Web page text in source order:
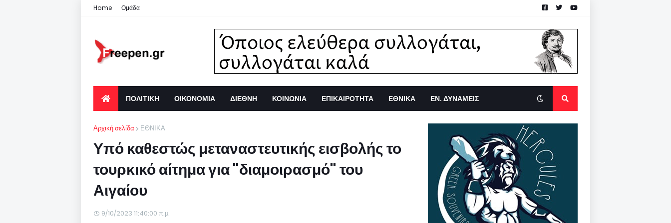
Home Ομάδα
ΠΟΛΙΤΙΚΗ ΟΙΚΟΝΟΜΙΑ ΔΙΕΘΝΗ ΚΟΙΝΩΝΙΑ ΕΠΙΚΑΙΡΟΤΗΤΑ ΕΘΝΙΚΑ ΕΝ. ΔΥΝΑΜΕΙΣ
Αρχική σελίδα ΕΘΝΙΚΑ
Υπό καθεστώς μεταναστευτικής εισβολής το
τουρκικό αίτημα για "διαμοιρασμό" του
Αιγαίου
9/10/2023 11:40:00 π.μ.